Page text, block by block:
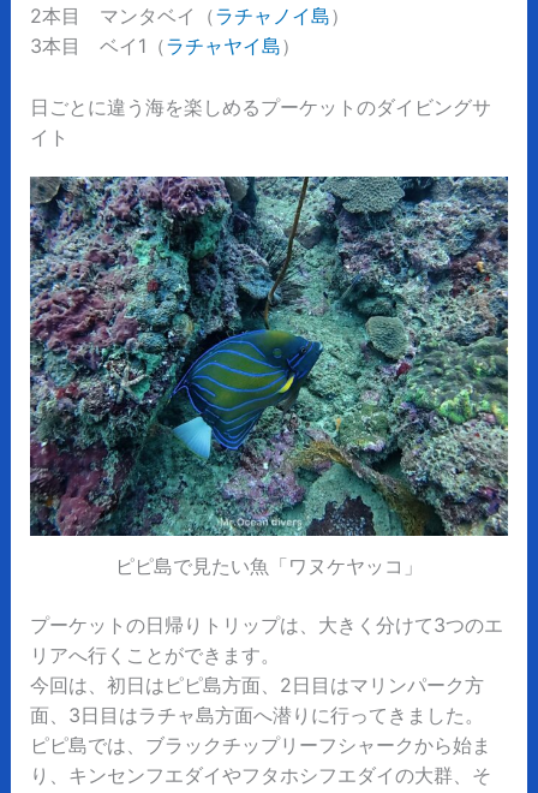
2本目 マンタベイ（ラチャノイ島）
3本目 ベイ1（ラチャヤイ島）
日ごとに違う海を楽しめるプーケットのダイビングサ
イト
ピピ島で見たい魚「ワヌケヤッコ」
プーケットの日帰りトリップは、大きく分けて3つのエ
リアへ行くことができます。
今回は、初日はピピ島方面、2日目はマリンパーク方
面、3日目はラチャ島方面へ潜りに行ってきました。
ピピ島では、ブラックチップリーフシャークから始ま
り、キンセンフエダイやフタホシフエダイの大群、そ